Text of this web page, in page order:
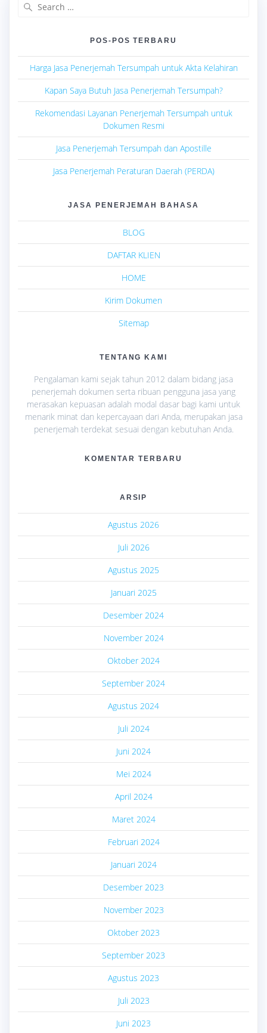
POS-POS TERBARU
Harga Jasa Penerjemah Tersumpah untuk Akta Kelahiran
Kapan Saya Butuh Jasa Penerjemah Tersumpah?
Rekomendasi Layanan Penerjemah Tersumpah untuk
Dokumen Resmi
Jasa Penerjemah Tersumpah dan Apostille
Jasa Penerjemah Peraturan Daerah (PERDA)
JASA PENERJEMAH BAHASA
BLOG
DAFTAR KLIEN
HOME
Kirim Dokumen
Sitemap
TENTANG KAMI
Pengalaman kami sejak tahun 2012 dalam bidang jasa
penerjemah dokumen serta ribuan pengguna jasa yang
merasakan kepuasan adalah modal dasar bagi kami untuk
menarik minat dan kepercayaan dari Anda, merupakan jasa
penerjemah terdekat sesuai dengan kebutuhan Anda.
KOMENTAR TERBARU
ARSIP
Agustus 2026
Juli 2026
Agustus 2025
Januari 2025
Desember 2024
November 2024
Oktober 2024
September 2024
Agustus 2024
Juli 2024
Juni 2024
Mei 2024
April 2024
Maret 2024
Februari 2024
Januari 2024
Desember 2023
November 2023
Oktober 2023
September 2023
Agustus 2023
Juli 2023
Juni 2023